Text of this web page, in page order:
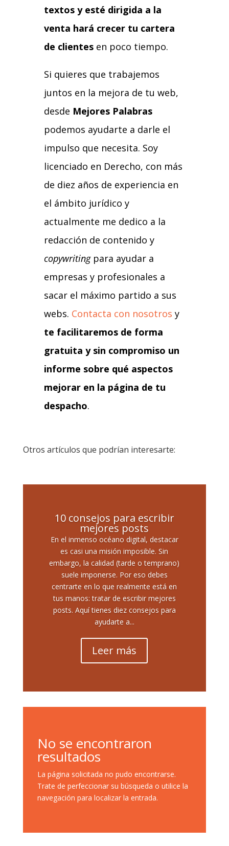
textos y esté dirigida a la
venta hará crecer tu cartera
de clientes en poco tiempo.
Si quieres que trabajemos
juntos en la mejora de tu web,
desde Mejores Palabras
podemos ayudarte a darle el
impulso que necesita. Soy
licenciado en Derecho, con más
de diez años de experiencia en
el ámbito jurídico y
actualmente me dedico a la
redacción de contenido y
copywritingpara ayudar a
empresas y profesionales a
sacar el máximo partido a sus
webs. Contacta con nosotros y
te facilitaremos de forma
gratuita y sin compromiso un
informe sobre qué aspectos
mejorar en la página de tu
despacho.
Otros artículos que podrían interesarte:
10 consejos para escribir
mejores posts
En el inmenso océano digital, destacar
es casi una misión imposible. Sin
embargo, la calidad (tarde o temprano)
suele imponerse. Por eso debes
centrarte en lo que realmente está en
tus manos: tratar de escribir mejores
posts. Aquí tienes diez consejos para
ayudarte a...
Leer más
No se encontraron
resultados
La página solicitada no pudo encontrarse.
Trate de perfeccionar su búsqueda o utilice la
navegación para localizar la entrada.